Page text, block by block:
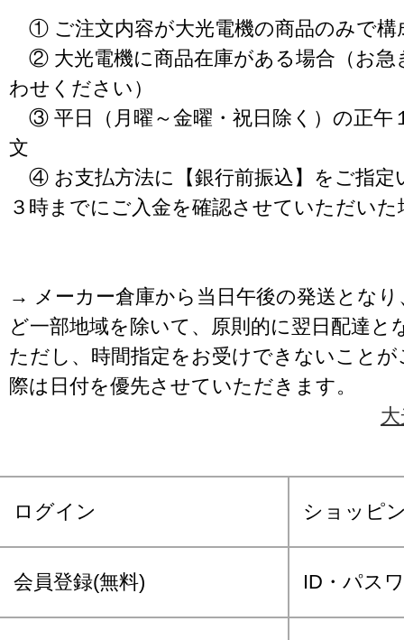
① ご注文内容が大光電機の商品のみで構
② 大光電機に商品在庫がある場合（お急
わせください）
③ 平日（月曜～金曜・祝日除く）の正午
文
④ お支払方法に【銀行前振込】をご指定
３時までにご入金を確認させていただいた
→ メーカー倉庫から当日午後の発送となり
ど一部地域を除いて、原則的に翌日配達と
ただし、時間指定をお受けできないこと
際は日付を優先させていただきます。
ログイン ショッピ
会員登録(無料) ID・パス